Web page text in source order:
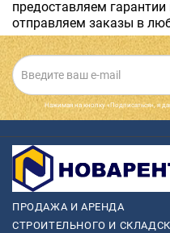
предоставляем
отправляем заказы в
Нажимая на кнопку «Подписаться», я
ПРОДАЖА И АРЕНДА
СТРОИТЕЛЬНОГО И